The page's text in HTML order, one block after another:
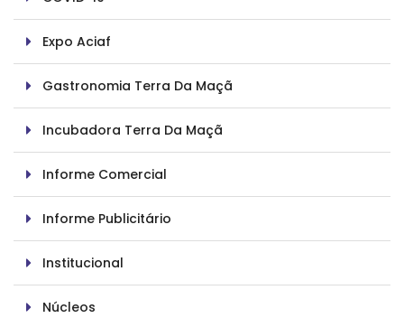
Expo Aciaf
Gastronomia Terra Da Maçã
Incubadora Terra Da Maçã
Informe Comercial
Informe Publicitário
Institucional
Núcleos